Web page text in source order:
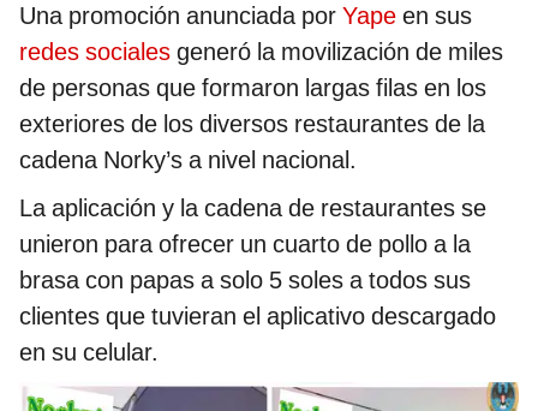
Una promoción anunciada por Yape en sus
redes sociales generó la movilización de miles
de personas que formaron largas filas en los
exteriores de los diversos restaurantes de la
cadena Norky’s a nivel nacional.
La aplicación y la cadena de restaurantes se
unieron para ofrecer un cuarto de pollo a la
brasa con papas a solo 5 soles a todos sus
clientes que tuvieran el aplicativo descargado
en su celular.